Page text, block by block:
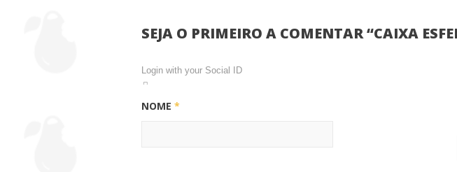
SEJA O PRIMEIRO A COMENTAR “CAIXA
Login with your Social ID
NOME *